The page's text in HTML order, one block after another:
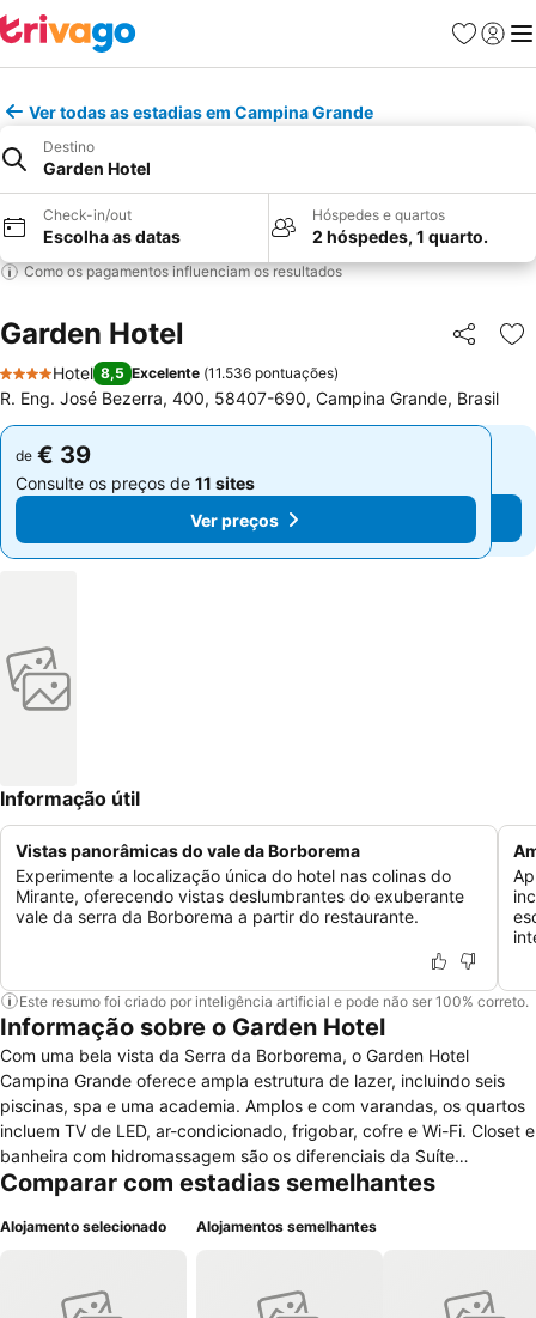
Favoritos
Iniciar
Ver todas as estadias em Campina Grande
Destino
Garden Hotel
Check-in/out
Escolha as datas
Hóspedes e quartos
2 hóspedes, 1 quarto.
Como os pagamentos influenciam os resultados
Garden Hotel Partilhar
4 Estrelas
Hotel 8,5 Excelente (11.536 pontuações)
R. Eng. José Bezerra, 400, 58407-690, Campina Grande, Brasil
de € 39
Consulte os preços de 11 sites
Ver preços
de € 39
Consulte os preços de 11 sites
Ver preços
Informação útil
Vistas panorâmicas do vale da Borborema
Experimente a localização única do hotel nas colinas do
Mirante, oferecendo vistas deslumbrantes do exuberante
vale da serra da Borborema a partir do restaurante.
Este resumo foi criado por inteligência artificial e pode não ser 100% correto.
Informação sobre o Garden Hotel
Com uma bela vista da Serra da Borborema, o Garden Hotel
Campina Grande oferece ampla estrutura de lazer, incluindo seis
piscinas, spa e uma academia. Amplos e com varandas, os quartos
incluem TV de LED, ar-condicionado, frigobar, cofre e Wi-Fi. Closet e
banheira com hidromassagem são os diferenciais da Suíte
Presidencial. Os hóspedes podem se divertir na sala de jogos,
Garden Hotel Campina Grande abriga o renomado Centro de
regional dá o tom no restaurante Tropeiros da Borborema, que serve
Comparar com estadias semelhantes
Alojamento selecionado Alojamentos semelhantes